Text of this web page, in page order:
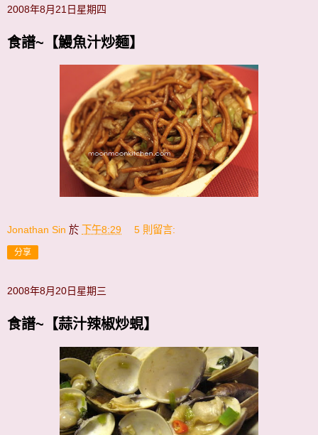
2008年8月21日星期四
食譜~【鰻魚汁炒麵】
Jonathan Sin 於 下午8:29 5 則留言:
分享
2008年8月20日星期三
食譜~【蒜汁辣椒炒蜆】